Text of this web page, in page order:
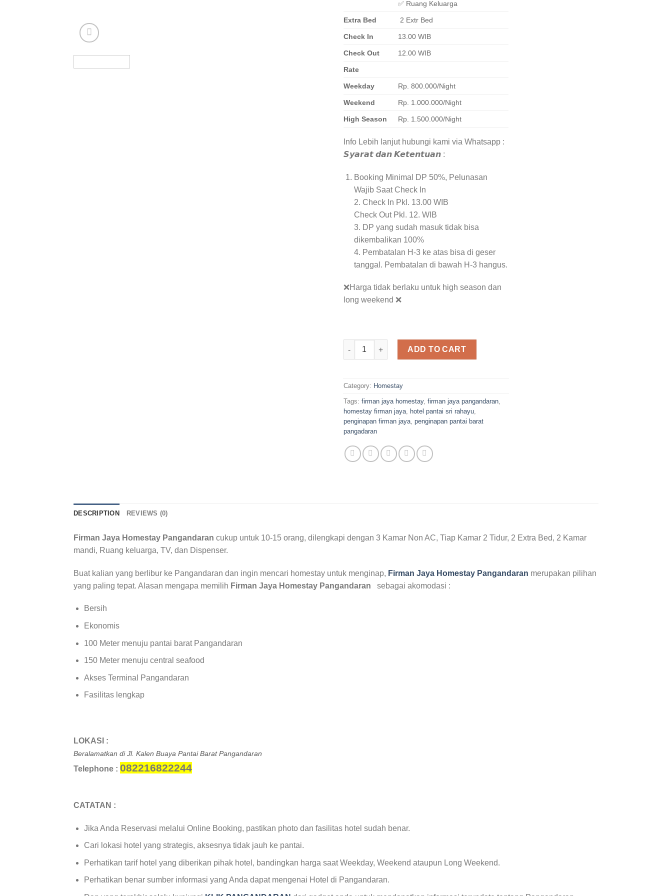
✅ Ruang Keluarga
Extra Bed 2 Extr Bed
Check In 13.00 WIB
Check Out 12.00 WIB
Rate
Weekday Rp. 800.000/Night
Weekend Rp. 1.000.000/Night
High Season Rp. 1.500.000/Night
Info Lebih lanjut hubungi kami via Whatsapp :
𝙎𝙮𝙖𝙧𝙖𝙩 𝙙𝙖𝙣 𝙆𝙚𝙩𝙚𝙣𝙩𝙪𝙖𝙣 :
Booking Minimal DP 50%, Pelunasan
Wajib Saat Check In
2. Check In Pkl. 13.00 WIB
Check Out Pkl. 12. WIB
3. DP yang sudah masuk tidak bisa
dikembalikan 100%
4. Pembatalan H-3 ke atas bisa di geser
tanggal. Pembatalan di bawah H-3 hangus.
❌Harga tidak berlaku untuk high season dan
long weekend ❌
Firman Jaya Homestay Pangandaran quantity
ADD TO CART
Category: Homestay
Tags: firman jaya homestay, firman jaya pangandaran
homestay firman jaya
hotel pantai sri rahayu
penginapan firman jaya penginapan pantai barat
pangadaran
DESCRIPTION REVIEWS (0)
Firman Jaya Homestay Pangandaran cukup untuk 10-15 orang, dilengkapi dengan 3 Kamar Non AC, Tiap Kamar 2 Tidur, 2 Extra Bed, 2 Kamar
mandi, Ruang keluarga, TV, dan Dispenser.
Buat kalian yang berlibur ke Pangandaran dan ingin mencari homestay untuk menginap, Firman Jaya Homestay Pangandaran merupakan pilihan
yang paling tepat. Alasan mengapa memilih Firman Jaya Homestay Pangandaran sebagai akomodasi :
Bersih
Ekonomis
100 Meter menuju pantai barat Pangandaran
150 Meter menuju central seafood
Akses Terminal Pangandaran
Fasilitas lengkap
LOKASI :
Beralamatkan di Jl. Kalen Buaya Pantai Barat Pangandaran
Telephone : 082216822244
CATATAN :
Jika Anda Reservasi melalui Online Booking, pastikan photo dan fasilitas hotel sudah benar.
Cari lokasi hotel yang strategis, aksesnya tidak jauh ke pantai.
Perhatikan tarif hotel yang diberikan pihak hotel, bandingkan harga saat Weekday, Weekend ataupun Long Weekend.
Perhatikan benar sumber informasi yang Anda dapat mengenai Hotel di Pangandaran.